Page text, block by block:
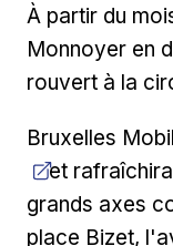
À partir du
Monnoyer en
rouvert à la
Bruxelles
et
grands axes
place Bizet,